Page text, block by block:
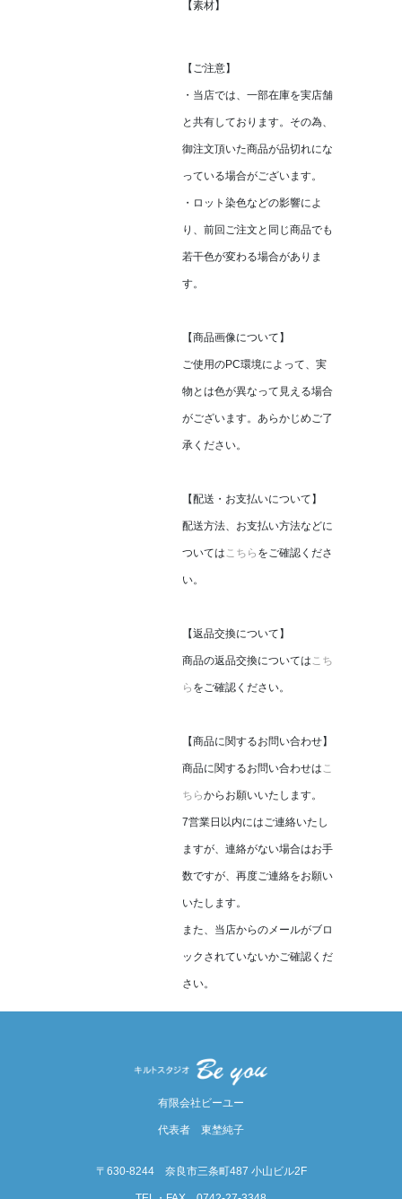
【素材】
【ご注意】
・当店では、一部在庫を実店舗
と共有しております。その為、
御注文頂いた商品が品切れにな
っている場合がございます。
・ロット染色などの影響によ
り、前回ご注文と同じ商品でも
若干色が変わる場合がありま
す。
【商品画像について】
ご使用のPC環境によって、実
物とは色が異なって見える場合
がございます。あらかじめご了
承ください。
【配送・お支払いについて】
配送方法、お支払い方法などに
ついてはこちら をご確認くださ
い。
【返品交換について】
商品の返品交換についてはこち
ら をご確認ください。
【商品に関するお問い合わせ】
商品に関するお問い合わせはこ
ちらからお願いいたします。
7営業日以内にはご連絡いたし
ますが、連絡がない場合はお手
数ですが、再度ご連絡をお願い
いたします。
また、当店からのメールがブロ
ックされていないかご確認くだ
さい。
有限会社ビーユー
代表者 東埜純子
〒630-8244 奈良市三条町487 小山ビル2F